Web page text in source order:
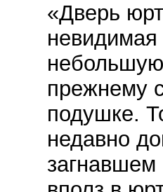
«Дверь
прежнему
подушке.
недавно